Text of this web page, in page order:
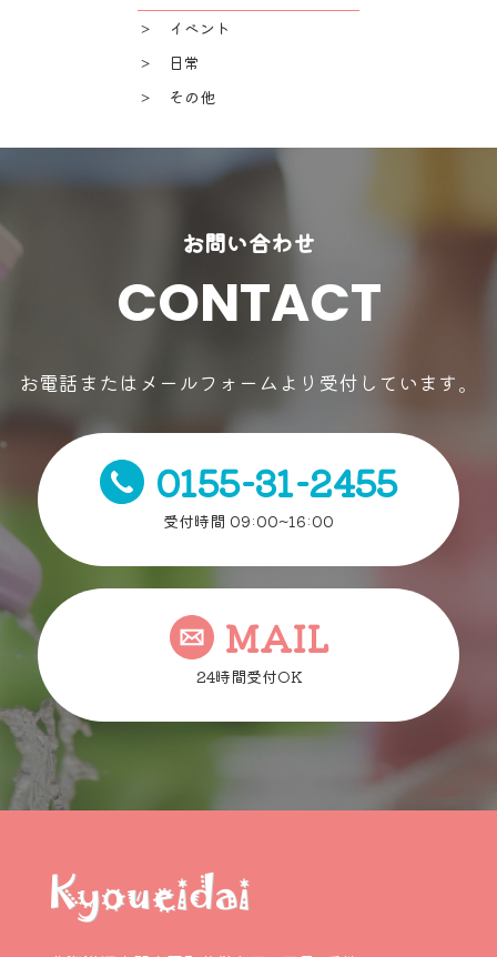
＞ イベント
＞ 日常
＞ その他
お問い合わせ
CONTACT
お電話またはメールフォームより受付しています。
0155-31-2455
受付時間 09:00~16:00
MAIL
24時間受付OK